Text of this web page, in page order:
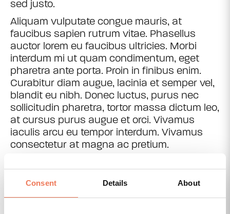
Consent Details About
sed justo.
Aliquam vulputate congue mauris, at
faucibus sapien rutrum vitae. Phasellus
auctor lorem eu faucibus ultricies. Morbi
interdum mi ut quam condimentum, eget
pharetra ante porta. Proin in finibus enim.
Curabitur diam augue, lacinia et semper vel,
blandit eu nibh. Donec luctus, purus nec
sollicitudin pharetra, tortor massa dictum leo,
at cursus purus augue et orci. Vivamus
iaculis arcu eu tempor interdum. Vivamus
consectetur at magna ac pretium.
orci eget condimentum. Nam interdum lorem
at ligula porttitor consectetur. Nunc